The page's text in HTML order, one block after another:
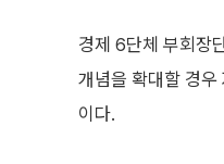
경제 6단체 부회장
개념을 확대할 경우
이다.